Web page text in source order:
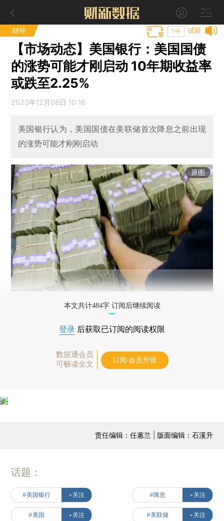
财经 试听
T中
【市场动态】美国银行：美国国债
的涨势可能才刚启动 10年期收益率
或跌至2.25%
2023年12月08日 10:16
美国银行认为，美国国债在美联储首次降息之前出现
的涨势可能才刚刚启动
原图
本文共计484字 订阅后继续阅读
登录 后获取已订阅的阅读权限
数据通会员
可畅读全文
订阅/会员升级
责任编辑：任蕙兰 | 版面编辑：石溪升
话题：
#美国银行 +关注 #降息 +关注
#美国 +关注 #美联储 +关注